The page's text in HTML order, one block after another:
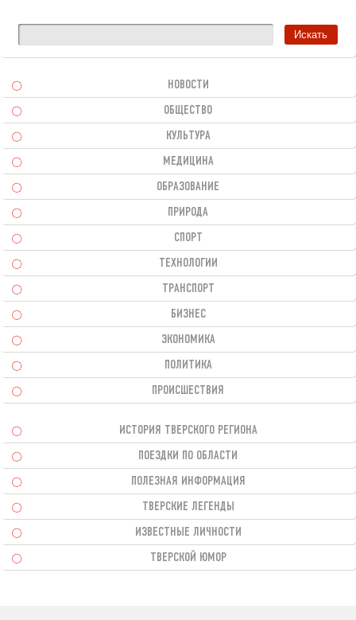
НОВОСТИ
ОБЩЕСТВО
КУЛЬТУРА
МЕДИЦИНА
ОБРАЗОВАНИЕ
ПРИРОДА
СПОРТ
ТЕХНОЛОГИИ
ТРАНСПОРТ
БИЗНЕС
ЭКОНОМИКА
ПОЛИТИКА
ПРОИСШЕСТВИЯ
ИСТОРИЯ ТВЕРСКОГО РЕГИОНА
ПОЕЗДКИ ПО ОБЛАСТИ
ПОЛЕЗНАЯ ИНФОРМАЦИЯ
ТВЕРСКИЕ ЛЕГЕНДЫ
ИЗВЕСТНЫЕ ЛИЧНОСТИ
ТВЕРСКОЙ ЮМОР